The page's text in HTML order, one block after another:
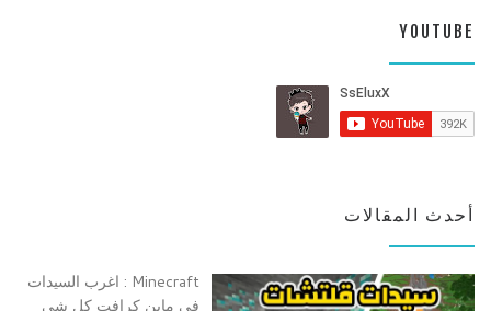
YOUTUBE
أحدث المقالات
Minecraft : اغرب السيدات
في ماين كرافت كل شي